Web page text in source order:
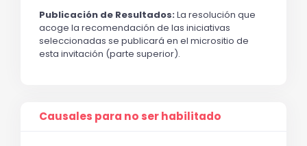
Publicación de Resultados: La resolución que
acoge la recomendación de las iniciativas
seleccionadas se publicará en el micrositio de
esta invitación (parte superior).
Causales para no ser habilitado